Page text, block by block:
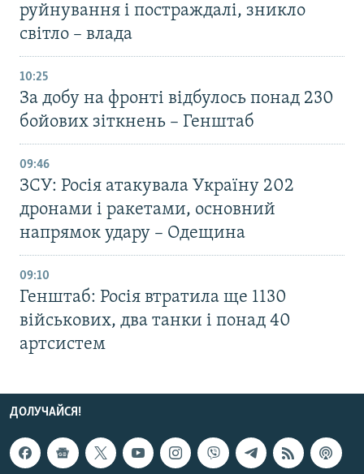
руйнування і постраждалі, зникло
світло – влада
10:25
За добу на фронті відбулось понад 230
бойових зіткнень – Генштаб
09:46
ЗСУ: Росія атакувала Україну 202
дронами і ракетами, основний
напрямок удару – Одещина
09:10
Генштаб: Росія втратила ще 1130
військових, два танки і понад 40
артсистем
ДОЛУЧАЙСЯ!